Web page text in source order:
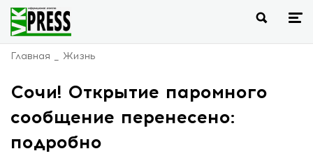
Главная Жизнь
Сочи! Открытие паромного
сообщение перенесено:
подробно